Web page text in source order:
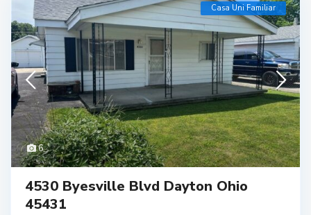
6
Casa Uni Familiar
4530 Byesville Blvd Dayton Ohio
45431